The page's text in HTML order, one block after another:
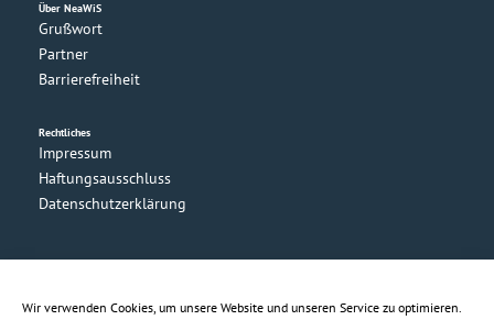
Wir verwenden Cookies, um unsere Website und unseren Service zu optimieren.
Über NeaWiS
Grußwort
Partner
Barrierefreiheit
Rechtliches
Impressum
Haftungsausschluss
Datenschutzerklärung